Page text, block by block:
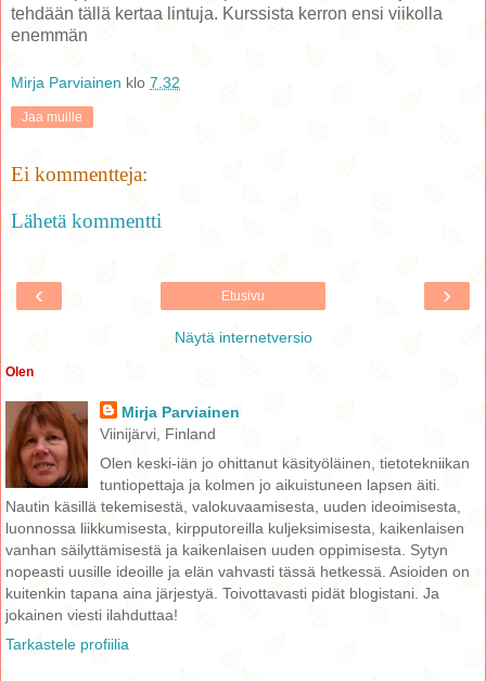
tehdään tällä kertaa lintuja. Kurssista kerron ensi viikolla
enemmän
Mirja Parviainen klo 7.32
Jaa muille
Ei kommentteja:
Lähetä kommentti
‹ ›
Etusivu
Näytä internetversio
Olen
Mirja Parviainen
Viinijärvi, Finland
Olen keski-iän jo ohittanut käsityöläinen, tietotekniikan
tuntiopettaja ja kolmen jo aikuistuneen lapsen äiti.
Nautin käsillä tekemisestä, valokuvaamisesta, uuden ideoimisesta,
luonnossa liikkumisesta, kirpputoreilla kuljeksimisesta, kaikenlaisen
vanhan säilyttämisestä ja kaikenlaisen uuden oppimisesta. Sytyn
nopeasti uusille ideoille ja elän vahvasti tässä hetkessä. Asioiden on
kuitenkin tapana aina järjestyä. Toivottavasti pidät blogistani. Ja
jokainen viesti ilahduttaa!
Tarkastele profiilia